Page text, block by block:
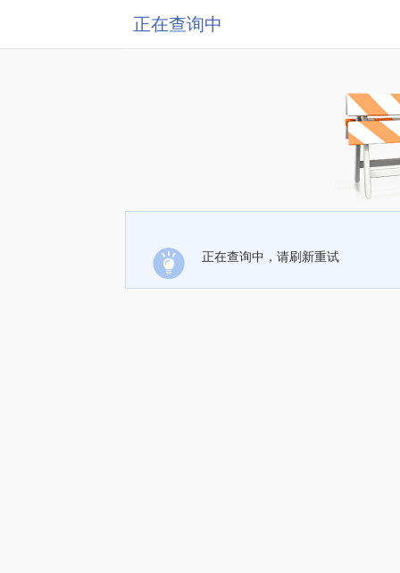
正在查询中
正在查询中，请刷新重试